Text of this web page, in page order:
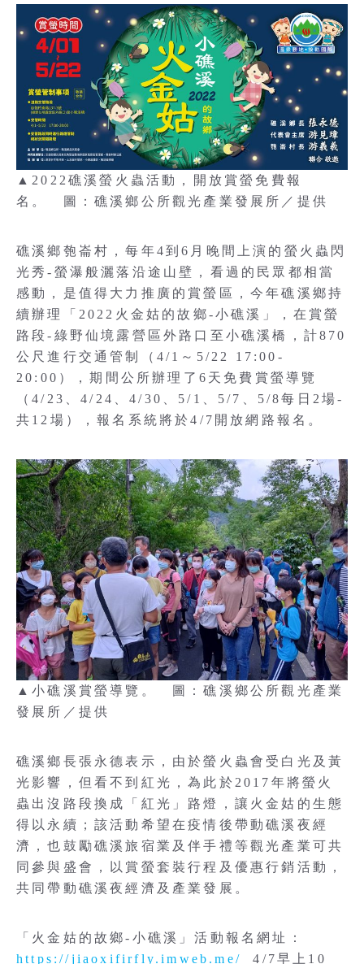
▲2022礁溪螢火蟲活動，開放賞螢免費報
名。 圖：礁溪鄉公所觀光產業發展所／提供
礁溪鄉匏崙村，每年4到6月晚間上演的螢火蟲閃
光秀-螢瀑般灑落沿途山壁，看過的民眾都相當
感動，是值得大力推廣的賞螢區，今年礁溪鄉持
續辦理「2022火金姑的故鄉-小礁溪」，在賞螢
路段-綠野仙境露營區外路口至小礁溪橋，計870
公尺進行交通管制（4/1～5/22 17:00-
20:00），期間公所辦理了6天免費賞螢導覽
（4/23、4/24、4/30、5/1、5/7、5/8每日2場-
共12場），報名系統將於4/7開放網路報名。
▲小礁溪賞螢導覽。 圖：礁溪鄉公所觀光產業
發展所／提供
礁溪鄉長張永德表示，由於螢火蟲會受白光及黃
光影響，但看不到紅光，為此於2017年將螢火
蟲出沒路段換成「紅光」路燈，讓火金姑的生態
得以永續；該活動希望在疫情後帶動礁溪夜經
濟，也鼓勵礁溪旅宿業及伴手禮等觀光產業可共
同參與盛會，以賞螢套裝行程及優惠行銷活動，
共同帶動礁溪夜經濟及產業發展。
「火金姑的故鄉-小礁溪」活動報名網址：
https://jiaoxifirfly.imweb.me/
4/7早上10